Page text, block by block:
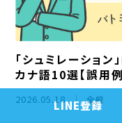
「シュミレーショ
カナ語10選【誤用例
2026.05.18 全般
LINE登録